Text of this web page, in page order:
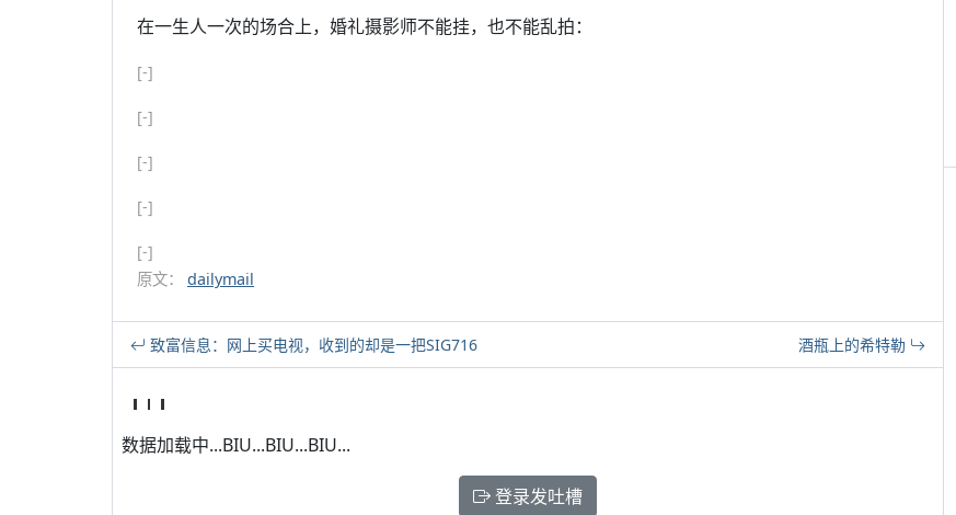
在一生人一次的场合上，婚礼摄影师不能挂，也不能乱拍：
[-]
[-]
[-]
[-]
[-]
原文： dailymail
致富信息：网上买电视，收到的却是一把SIG716 酒瓶上的希特勒
数据加载中...BIU...BIU...BIU...
登录发吐槽